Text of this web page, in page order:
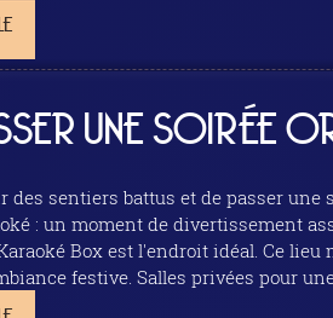
UNE SOIRÉE
sentiers battus et de passer une soirée
de divertissement assuré Envisagez-vous de libérer la diva qui sommeille en
Ce lieu moderne et convivial offre une expérience unique qui mêle chant,